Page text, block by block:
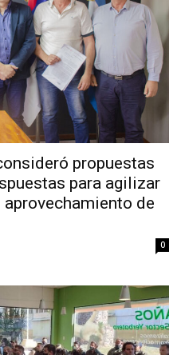
propuestas
para agilizar
de
0